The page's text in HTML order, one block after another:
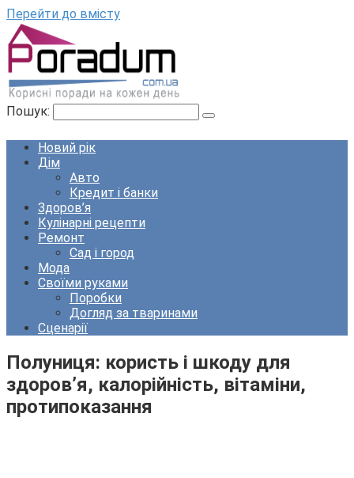
Перейти до вмісту
Пошук:
Новий рік
Дім
Авто
Кредит і банки
Здоров’я
Кулінарні рецепти
Ремонт
Сад і город
Мода
Своїми руками
Поробки
Догляд за тваринами
Сценарії
Полуниця: користь і шкоду для
здоров’я, калорійність, вітаміни,
протипоказання